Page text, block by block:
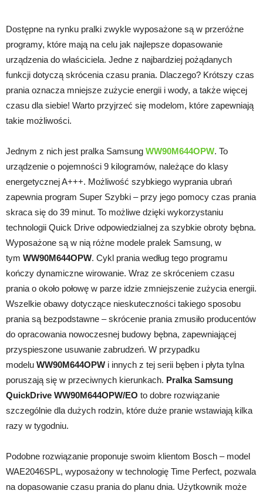
Dostępne na rynku pralki zwykle wyposażone są w przeróżne
programy, które mają na celu jak najlepsze dopasowanie
urządzenia do właściciela. Jedne z najbardziej pożądanych
funkcji dotyczą skrócenia czasu prania. Dlaczego? Krótszy czas
prania oznacza mniejsze zużycie energii i wody, a także więcej
czasu dla siebie! Warto przyjrzeć się modelom, które zapewniają
takie możliwości.
Jednym z nich jest pralka Samsung WW90M644OPW. To
urządzenie o pojemności 9 kilogramów, należące do klasy
energetycznej A+++. Możliwość szybkiego wyprania ubrań
zapewnia program Super Szybki – przy jego pomocy czas prania
skraca się do 39 minut. To możliwe dzięki wykorzystaniu
technologii Quick Drive odpowiedzialnej za szybkie obroty bębna.
Wyposażone są w nią różne modele pralek Samsung, w
tym WW90M644OPW. Cykl prania według tego programu
kończy dynamiczne wirowanie. Wraz ze skróceniem czasu
prania o około połowę w parze idzie zmniejszenie zużycia energii.
Wszelkie obawy dotyczące nieskuteczności takiego sposobu
prania są bezpodstawne – skrócenie prania zmusiło producentów
do opracowania nowoczesnej budowy bębna, zapewniającej
przyspieszone usuwanie zabrudzeń. W przypadku
modelu WW90M644OPW i innych z tej serii bęben i płyta tylna
poruszają się w przeciwnych kierunkach. Pralka Samsung
QuickDrive WW90M644OPW/EO to dobre rozwiązanie
szczególnie dla dużych rodzin, które duże pranie wstawiają kilka
razy w tygodniu.
Podobne rozwiązanie proponuje swoim klientom Bosch – model
WAE2046SPL, wyposażony w technologię Time Perfect, pozwala
na dopasowanie czasu prania do planu dnia. Użytkownik może